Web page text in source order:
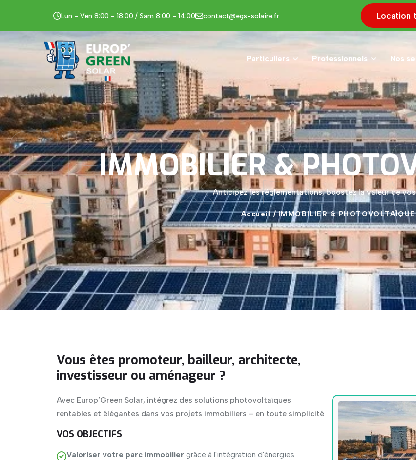
Lun - Ven 8:00 - 18:00 / Sam 8:00 - 14:00 contact@egs-solaire.fr Location
Particuliers Professionnels Nos
&
IMMOBILIER&
Anticipez les réglementations, boostez la valeur de
Accueil / IMMOBILIER & PHOTOVOLTAÏQUE
Vous êtes promoteur, bailleur, architecte,
investisseur ou aménageur ?
Avec Europ’Green Solar, intégrez des solutions photovoltaïques
rentables et élégantes dans vos projets immobiliers – en toute simplicité
VOS OBJECTIFS
Valoriser votre parc immobilier grâce à l'intégration d'énergies